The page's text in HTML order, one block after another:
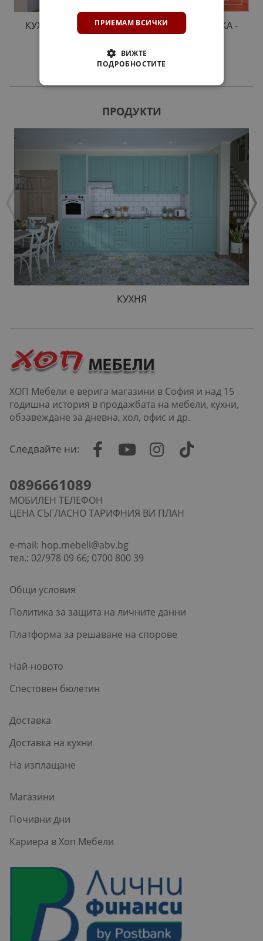
КУХНЯ АДЕЛ ЛУКС NEW 2,6 М. С НАДСТРОЙКА -
ЛАЙМ ГЛАНЦ
1101,00 €
ПРОДУКТИ
КУХНЯ
ХОП Мебели е верига магазини в София и над 15
годишна история в продажбата на мебели, кухни,
обзавеждане за дневна, хол, офис и др.
Следвайте ни:
0896661089
МОБИЛЕН ТЕЛЕФОН
ЦЕНА СЪГЛАСНО ТАРИФНИЯ ВИ ПЛАН
e-mail: hop.mebeli@abv.bg
тел.: 02/978 09 66; 0700 800 39
Общи условия
Политика за защита на личните данни
Платформа за решаване на спорове
Най-новото
Спестовен бюлетин
Доставка
Доставка на кухни
На изплащане
Магазини
Почивни дни
Кариера в Хоп Мебели
ПРИЕМАМ ВСИЧКИ
ВИЖТЕ
ПОДРОБНОСТИТЕ